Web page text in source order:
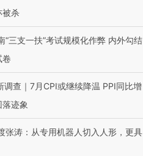
被杀
“三支一扶”考试规模化作弊 内外勾结
卷
调查｜7月CPI或继续降温 PPI同比增
迹象
张涛：从专用机器人切入人形，更具